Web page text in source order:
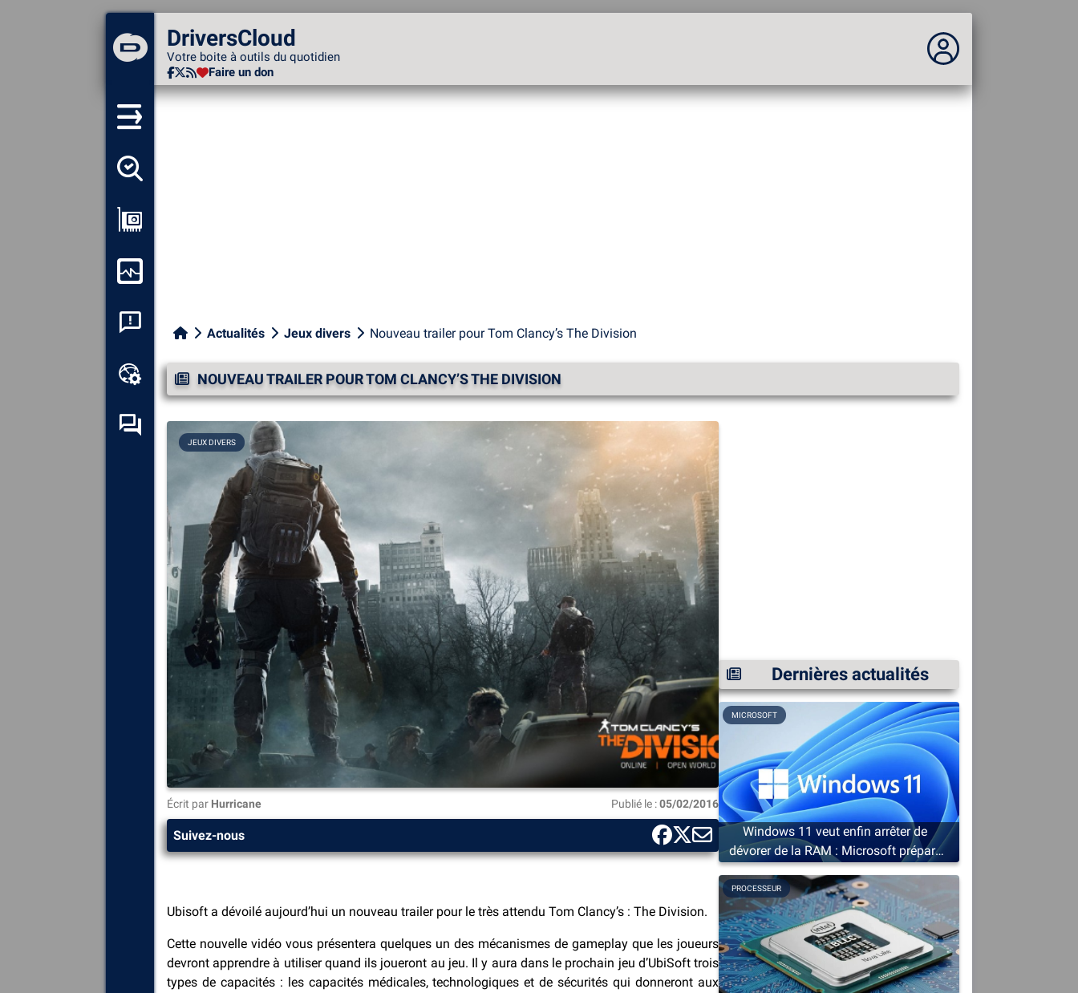
DriversCloud
Votre boite à outils du quotidien
Faire un don
Vous n'êtes pas connecté...
DriversCloud
Votre boite à outils du
quotidien
Faire un don
Boîte à outils en ligne
Forum d’entraide
tous les composants,
périphériques et logiciels
installés sur votre ordinateur.
Diagnostiquez
et réparez
toutes les causes provoquant
des plantages (écrans bleus).
Détectezet téléchargez tous
les pilotes manquants ou non
mis à jour sur votre système.
Actualités Jeux divers Nouveau trailer pour Tom Clancy’s The Division
NOUVEAU TRAILER POUR TOM CLANCY’S THE DIVISION
JEUX DIVERS
Écrit par Hurricane Publié le :05/02/2016
Suivez-nous
Ubisoft a dévoilé aujourd’hui un nouveau trailer pour le très attendu Tom Clancy’s : The Division.
Cette nouvelle vidéo vous présentera quelques un des mécanismes de gameplay que les joueurs
devront apprendre à utiliser quand ils joueront au jeu. Il y aura dans le prochain jeu d’UbiSoft trois
types de capacités : les capacités médicales, technologiques et de sécurités qui donneront aux
Dernières actualités
Windows 11 veut enfin arrêter de
dévorer de la RAM : Microsoft prépare
une cure d’amaigrissement
MICROSOFT
PROCESSEUR